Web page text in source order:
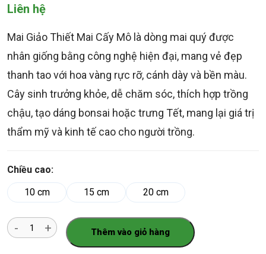
trên 5 dựa
trênđánh
Liên hệ
Mai Giảo Thiết Mai Cấy Mô là dòng mai quý được
nhân giống bằng công nghệ hiện đại, mang vẻ đẹp
thanh tao với hoa vàng rực rỡ, cánh dày và bền màu.
Cây sinh trưởng khỏe, dễ chăm sóc, thích hợp trồng
chậu, tạo dáng bonsai hoặc trưng Tết, mang lại giá trị
thẩm mỹ và kinh tế cao cho người trồng.
Chiều cao:
10 cm
15 cm 20 cm
Số
lượng
Thêm vào giỏ hàng